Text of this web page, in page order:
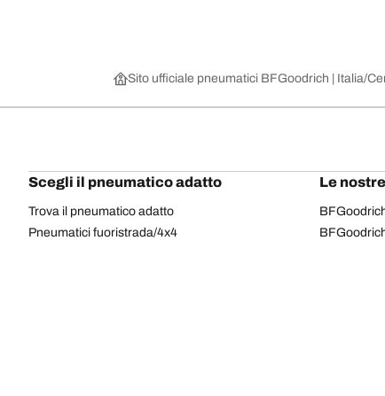
Sito ufficiale pneumatici BFGoodrich | Italia
Scegli il pneumatico adatto
Trova il pneumatico adatto
Pneumatici fuoristrada/4x4
Le